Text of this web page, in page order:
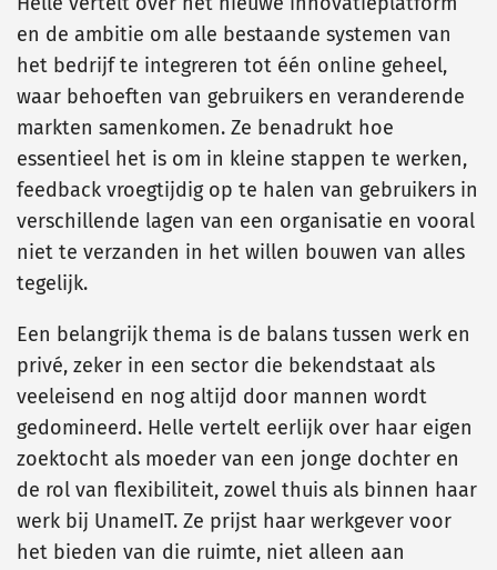
en de ambitie om alle bestaande systemen van
het bedrijf te integreren tot één online geheel,
waar behoeften van gebruikers en veranderende
markten samenkomen. Ze benadrukt hoe
essentieel het is om in kleine stappen te werken,
feedback vroegtijdig op te halen van gebruikers in
verschillende lagen van een organisatie en vooral
niet te verzanden in het willen bouwen van alles
tegelijk.
Een belangrijk thema is de balans tussen werk en
privé, zeker in een sector die bekendstaat als
veeleisend en nog altijd door mannen wordt
gedomineerd. Helle vertelt eerlijk over haar eigen
zoektocht als moeder van een jonge dochter en
de rol van flexibiliteit, zowel thuis als binnen haar
werk bij UnameIT. Ze prijst haar werkgever voor
het bieden van die ruimte, niet alleen aan